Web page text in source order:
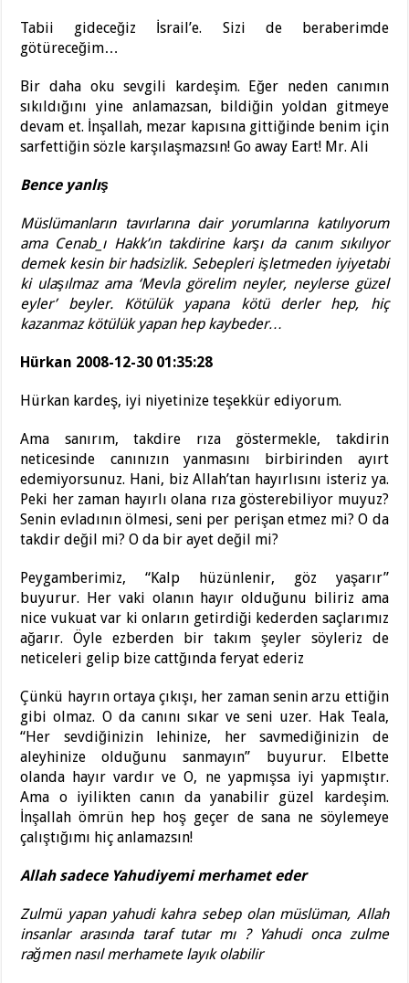
Tabii gideceğiz İsrail’e. Sizi de beraberimde
götüreceğim…
Bir daha oku sevgili kardeşim. Eğer neden canımın
sıkıldığını yine anlamazsan, bildiğin yoldan gitmeye
devam et. İnşallah, mezar kapısına gittiğinde benim için
sarfettiğin sözle karşılaşmazsın! Go away Eart! Mr. Ali
Bence yanlış
Müslümanların tavırlarına dair yorumlarına katılıyorum
ama Cenab_ı Hakk’ın takdirine karşı da canım sıkılıyor
demek kesin bir hadsizlik. Sebepleri işletmeden iyiyetabi
ki ulaşılmaz ama ‘Mevla görelim neyler, neylerse güzel
eyler’ beyler. Kötülük yapana kötü derler hep, hiç
kazanmaz kötülük yapan hep kaybeder…
Hürkan 2008-12-30 01:35:28
Hürkan kardeş, iyi niyetinize teşekkür ediyorum.
Ama sanırım, takdire rıza göstermekle, takdirin
neticesinde canınızın yanmasını birbirinden ayırt
edemiyorsunuz. Hani, biz Allah’tan hayırlısını isteriz ya.
Peki her zaman hayırlı olana rıza gösterebiliyor muyuz?
Senin evladının ölmesi, seni per perişan etmez mi? O da
takdir değil mi? O da bir ayet değil mi?
Peygamberimiz, “Kalp hüzünlenir, göz yaşarır”
buyurur. Her vaki olanın hayır olduğunu biliriz ama
nice vukuat var ki onların getirdiği kederden saçlarımız
ağarır. Öyle ezberden bir takım şeyler söyleriz de
neticeleri gelip bize cattğında feryat ederiz
Çünkü hayrın ortaya çıkışı, her zaman senin arzu ettiğin
gibi olmaz. O da canını sıkar ve seni uzer. Hak Teala,
“Her sevdiğinizin lehinize, her savmediğinizin de
aleyhinize olduğunu sanmayın” buyurur. Elbette
olanda hayır vardır ve O, ne yapmışsa iyi yapmıştır.
Ama o iyilikten canın da yanabilir güzel kardeşim.
İnşallah ömrün hep hoş geçer de sana ne söylemeye
çalıştığımı hiç anlamazsın!
Allah sadece Yahudiyemi merhamet eder
Zulmü yapan yahudi kahra sebep olan müslüman, Allah
insanlar arasında taraf tutar mı ? Yahudi onca zulme
rağmen nasıl merhamete layık olabilir